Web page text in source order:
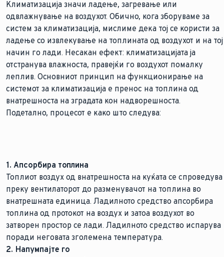
Климатизација значи ладење, загревање или
одвлажнување на воздухот. Обично, кога зборуваме за
систем за климатизација, мислиме дека тој се користи за
ладење со извлекување на топлината од воздухот и на тој
начин го лади. Несакан ефект: климатизацијата ја
отстранува влажноста, правејќи го воздухот помалку
леплив. Основниот принцип на функционирање на
системот за климатизација е пренос на топлина од
внатрешноста на зградата кон надворешноста.
Подетално, процесот е како што следува:
1. Апсорбира топлина
Топлиот воздух од внатрешноста на куќата се спроведува
преку вентилаторот до разменувачот на топлина во
внатрешната единица. Ладилното средство апсорбира
топлина од протокот на воздух и затоа воздухот во
затворен простор се лади. Ладилното средство испарува
поради неговата зголемена температура.
2. Напумпајте го